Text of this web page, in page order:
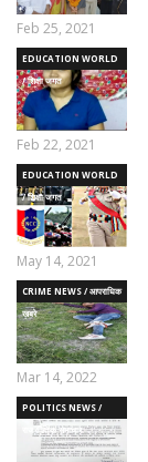
Feb 25, 2021
EDUCATION WORLD
/ शिक्षा जगत
Feb 22, 2021
EDUCATION WORLD
/ शिक्षा जगत
May 14, 2021
CRIME NEWS / आपराधिक
ख़बरे
Mar 14, 2022
POLITICS NEWS /
राजनीतिक समाचार